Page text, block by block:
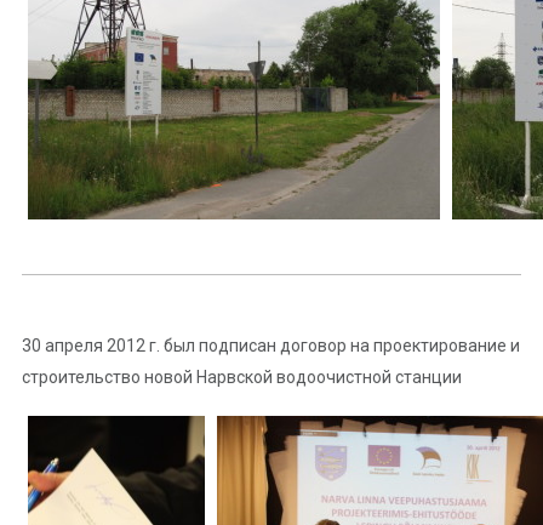
30 апреля 2012 г. был подписан договор на проектирование и
строительство новой Нарвской водоочистной станции